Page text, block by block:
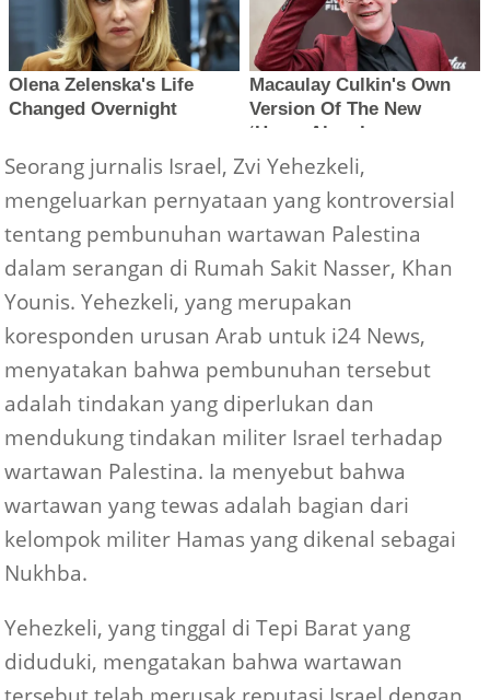
Seorang jurnalis Israel, Zvi Yehezkeli,
mengeluarkan pernyataan yang kontroversial
tentang pembunuhan wartawan Palestina
dalam serangan di Rumah Sakit Nasser, Khan
Younis. Yehezkeli, yang merupakan
koresponden urusan Arab untuk i24 News,
menyatakan bahwa pembunuhan tersebut
adalah tindakan yang diperlukan dan
mendukung tindakan militer Israel terhadap
wartawan Palestina. Ia menyebut bahwa
wartawan yang tewas adalah bagian dari
Nukhba.
Yehezkeli, yang tinggal di Tepi Barat yang